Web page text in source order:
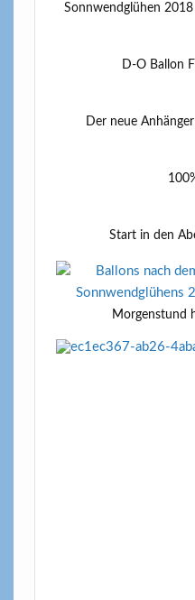
Sonnwendglühen
D-O Ballon
Der neue
Start in den
Morgenstund